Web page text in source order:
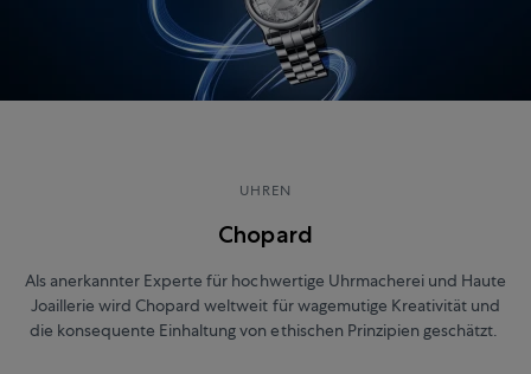
UHREN
Chopard
Als anerkannter Experte für hochwertige Uhrmacherei und Haute
Joaillerie wird Chopard weltweit für wagemutige Kreativität und
die konsequente Einhaltung von ethischen Prinzipien geschätzt.